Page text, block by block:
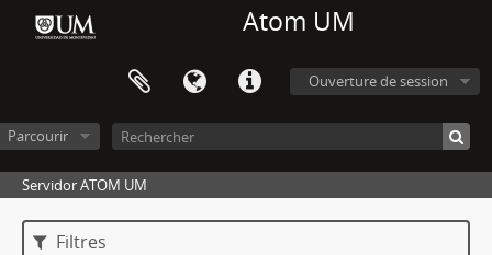
Atom UM
Ouverture de session
Parcourir
Servidor ATOM UM
Filtres